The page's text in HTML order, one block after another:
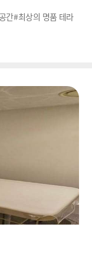
간#최상의 명품 테라